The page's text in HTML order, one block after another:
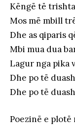
Këngë të
Mos më mbill
Dhe as qiparis
Mbi mua dua
Lagur nga pika
Dhe po të
Dhe po të
Poezinë e